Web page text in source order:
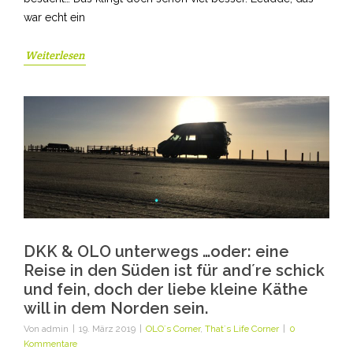
war echt ein
Weiterlesen
DKK & OLO unterwegs …oder: eine
Reise in den Süden ist für and´re schick
und fein, doch der liebe kleine Käthe
will in dem Norden sein.
Von admin 19. März 2019 OLO´s Corner, That´s Life Corner
0
Kommentare